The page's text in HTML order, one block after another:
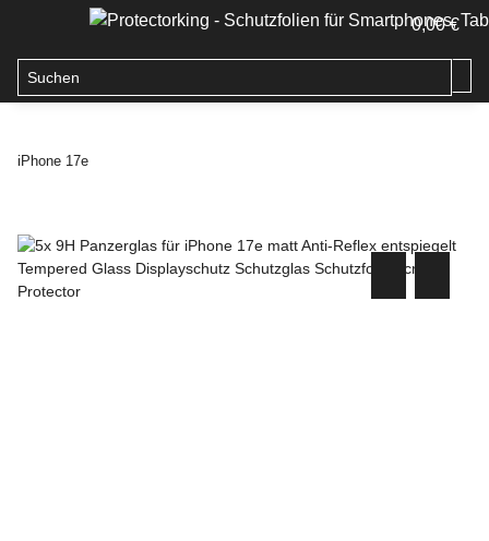
0,00 €
iPhone 17e